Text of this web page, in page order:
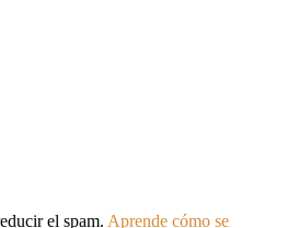
el spam. Aprende cómo se